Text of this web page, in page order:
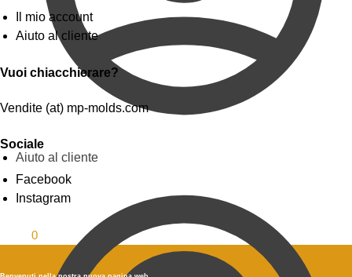
Aiuto al cliente
Il mio account
Aiuto al cliente
Vuoi chiacchierare?
Vendite (at) mp-molds.com
Sociale
Facebook
Instagram
0